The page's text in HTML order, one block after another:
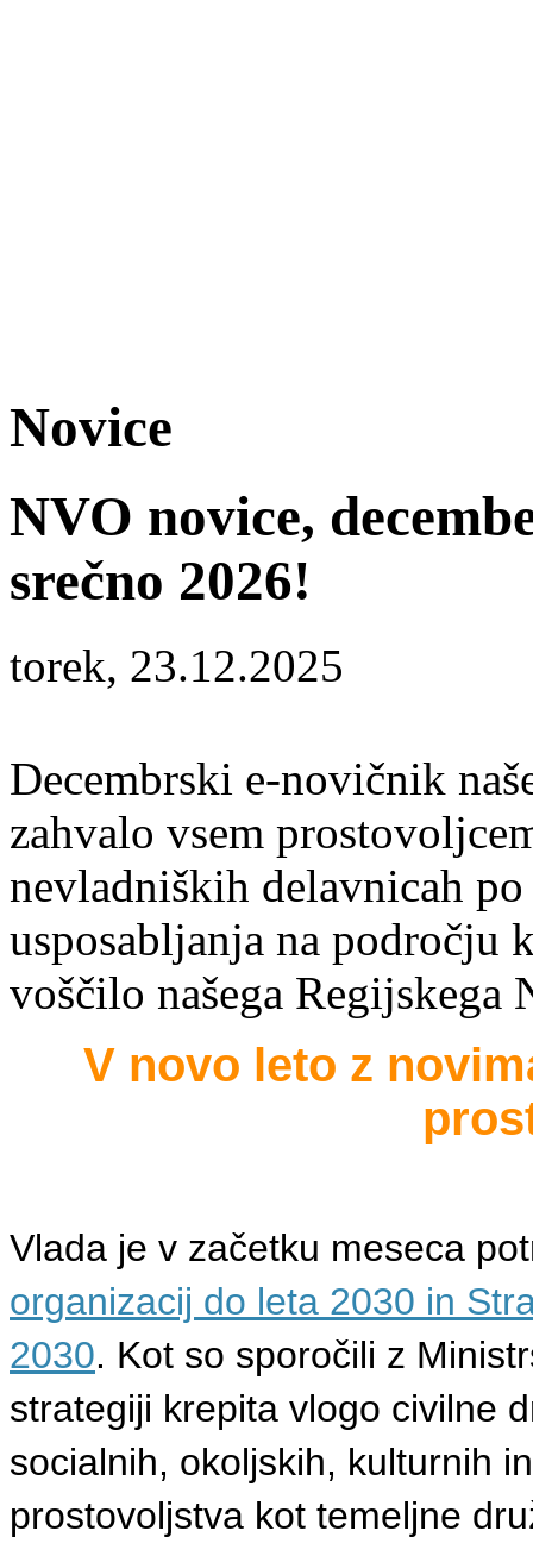
Novice
NVO novice,
srečno 2026!
torek, 23.12.2025
Decembrski e-novičnik
zahvalo vsem
nevladniških delavnicah
usposabljanja na področju
voščilo našega
V novo leto z
Vlada je v začetku meseca
organizacij do leta 2030 in
2030. Kot so sporočili z
strategiji krepita vlogo civilne
socialnih, okoljskih, kulturnih
prostovoljstva kot temeljne